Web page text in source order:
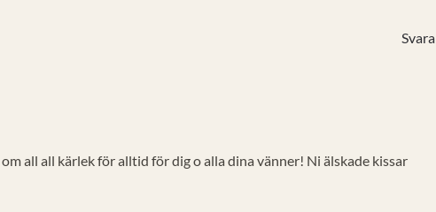
Svara
all all kärlek för alltid för dig o alla dina vänner! Ni älskade kissar